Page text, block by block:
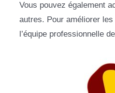
Vous pouvez également
autres. Pour améliorer
l’équipe professionnelle